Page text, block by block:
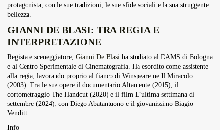
protagonista, con le sue tradizioni, le sue sfide sociali e la sua struggente
bellezza.
GIANNI DE BLASI: TRA REGIA E
INTERPRETAZIONE
Regista e sceneggiatore, Gianni De Blasi ha studiato al DAMS di Bologna
e al Centro Sperimentale di Cinematografia. Ha esordito come assistente
alla regia, lavorando proprio al fianco di Winspeare ne Il Miracolo
(2003). Tra le sue opere il documentario Altamente (2015), il
cortometraggio The Handout (2020) e il film L’ultima settimana di
settembre (2024), con Diego Abatantuono e il giovanissimo Biagio
Venditti.
Info